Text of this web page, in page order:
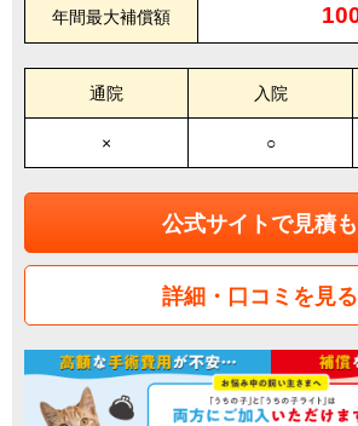
年間最大補償額
通院 入院
× ○
公式サイトで見積
詳細・口コミを見る